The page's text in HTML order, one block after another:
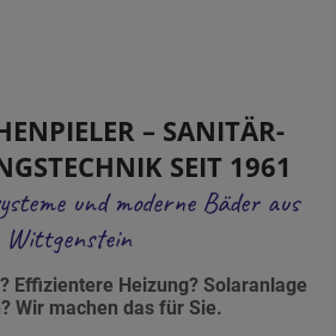
– SANITÄR-
SEIT 1961
und moderne Bäder aus
Wittgenstein
Effizientere Heizung? Solaranlage
Wir machen das für Sie.